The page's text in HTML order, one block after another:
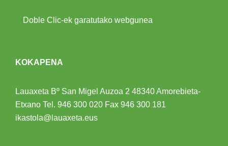
Doble Clic-ek garatutako webgunea
KOKAPENA
Lauaxeta Bº San Migel Auzoa 2 48340 Amorebieta-
Etxano Tel. 946 300 020 Fax 946 300 181
ikastola@lauaxeta.eus